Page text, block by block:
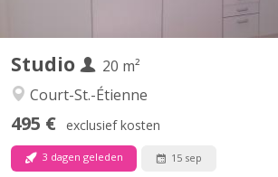
Studio
20 m²
Court-St.-Étienne
495 € exclusief kosten
3 dagen geleden 15 sep